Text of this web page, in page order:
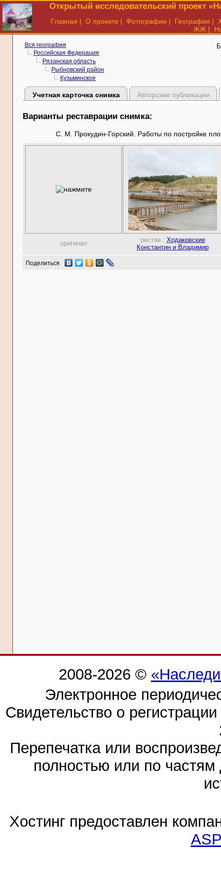
Открытый исследовательский проект
Главная | О проекте | Фотографии | География |
ЖЖ |
Вся география
Российская Федерация
Рязанская область
Рыбновский район
Кузьминское
Учетная карточка снимка Авторские публикации
Варианты реставрации снимка:
С. М. Прокудин-Горский. Работы по постройке
оригинал рестав.: Ходаковские
Константин и Владимир
Поделиться
2008-2026 ©
Электронное
Свидетельство о
Перепечатка или
полностью или по частям
Хостинг предоставлен